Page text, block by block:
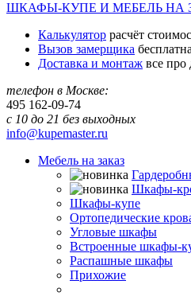
ШКАФЫ-КУПЕ И МЕБЕЛЬ НА
Калькулятор расчёт
Вызов замерщика
Доставка и монтаж все про
телефон в Москве:
495 162-09-74
с 10 до 21 без выходных
info@kupemaster.ru
Мебель на заказ
Шкафы-
Шкафы-купе
Ортопедические
Угловые шкафы
Встроенные шкафы-
Распашные шкафы
Прихожие